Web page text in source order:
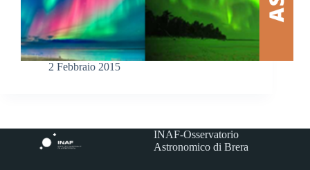
2 Febbraio 2015
INAF-Osservatorio
Astronomico di Brera